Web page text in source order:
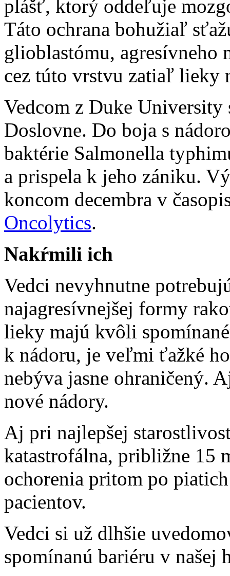
plášť, ktorý oddeľuje
Táto ochrana bohužiaľ
glioblastómu, agresívneho
cez túto vrstvu zatiaľ lieky
Vedcom z Duke University
Doslovne. Do boja s
baktérie Salmonella
a prispela k jeho zániku.
koncom decembra v
Oncolytics.
Nakŕmili ich
Vedci nevyhnutne
najagresívnejšej formy
lieky majú kvôli
k nádoru, je veľmi ťažké
nebýva jasne ohraničený.
nové nádory.
Aj pri najlepšej
katastrofálna, približne 15
ochorenia pritom po
pacientov.
Vedci si už dlhšie
spomínanú bariéru v našej